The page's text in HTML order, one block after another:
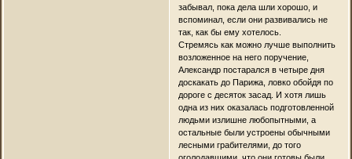
забывал, пока дела шли хорошо, и
вспоминал, если они развивались не
так, как бы ему хотелось.
Стремясь как можно лучше выполнить
возложенное на него поручение,
Александр постарался в четыре дня
доскакать до Парижа, ловко обойдя по
дороге с десяток засад. И хотя лишь
одна из них оказалась подготовленной
людьми излишне любопытными, а
остальные были устроены обычными
лесными грабителями, до того